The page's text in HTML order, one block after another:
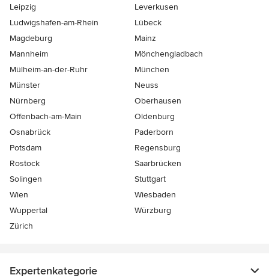
Leipzig
Leverkusen
Ludwigshafen-am-Rhein
Lübeck
Magdeburg
Mainz
Mannheim
Mönchen­gladbach
Mülheim-an-der-Ruhr
München
Münster
Neuss
Nürnberg
Oberhausen
Offenbach-am-Main
Oldenburg
Osnabrück
Paderborn
Potsdam
Regensburg
Rostock
Saarbrücken
Solingen
Stuttgart
Wien
Wiesbaden
Wuppertal
Würzburg
Zürich
Expertenkategorie